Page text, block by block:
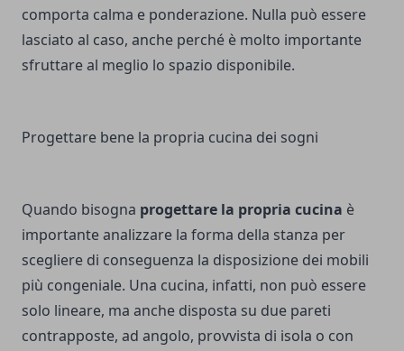
comporta calma e ponderazione. Nulla può essere
lasciato al caso, anche perché è molto importante
sfruttare al meglio lo spazio disponibile.
Progettare bene la propria cucina dei sogni
Quando bisogna progettare la propria cucina è
importante analizzare la forma della stanza per
scegliere di conseguenza la disposizione dei mobili
più congeniale. Una cucina, infatti, non può essere
solo lineare, ma anche disposta su due pareti
contrapposte, ad angolo, provvista di isola o con